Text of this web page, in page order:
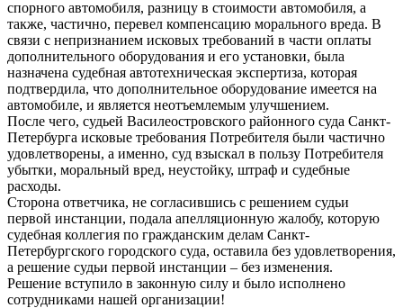
спорного автомобиля, разницу в стоимости автомобиля, а
также, частично, перевел компенсацию морального вреда. В
связи с непризнанием исковых требований в части оплаты
дополнительного оборудования и его установки, была
назначена судебная автотехническая экспертиза, которая
подтвердила, что дополнительное оборудование имеется на
автомобиле, и является неотъемлемым улучшением.
После чего, судьей Василеостровского районного суда Санкт-
Петербурга исковые требования Потребителя были частично
удовлетворены, а именно, суд взыскал в пользу Потребителя
убытки, моральный вред, неустойку, штраф и судебные
расходы.
Сторона ответчика, не согласившись с решением судьи
первой инстанции, подала апелляционную жалобу, которую
судебная коллегия по гражданским делам Санкт-
Петербургского городского суда, оставила без удовлетворения,
а решение судьи первой инстанции – без изменения.
Решение вступило в законную силу и было исполнено
сотрудниками нашей организации!